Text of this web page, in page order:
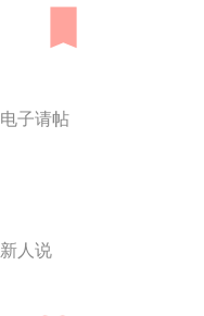
电子请帖
新人说